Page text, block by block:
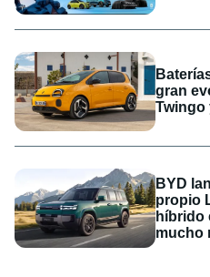
gran
Twingo
BYD
propio
híbrido
mucho